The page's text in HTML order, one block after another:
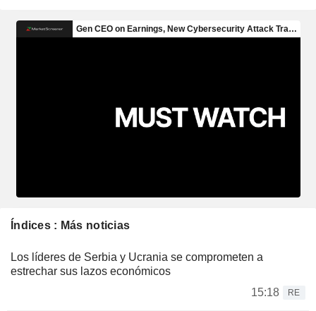
Índices : Más noticias
Los líderes de Serbia y Ucrania se comprometen a
estrechar sus lazos económicos
15:18
RE